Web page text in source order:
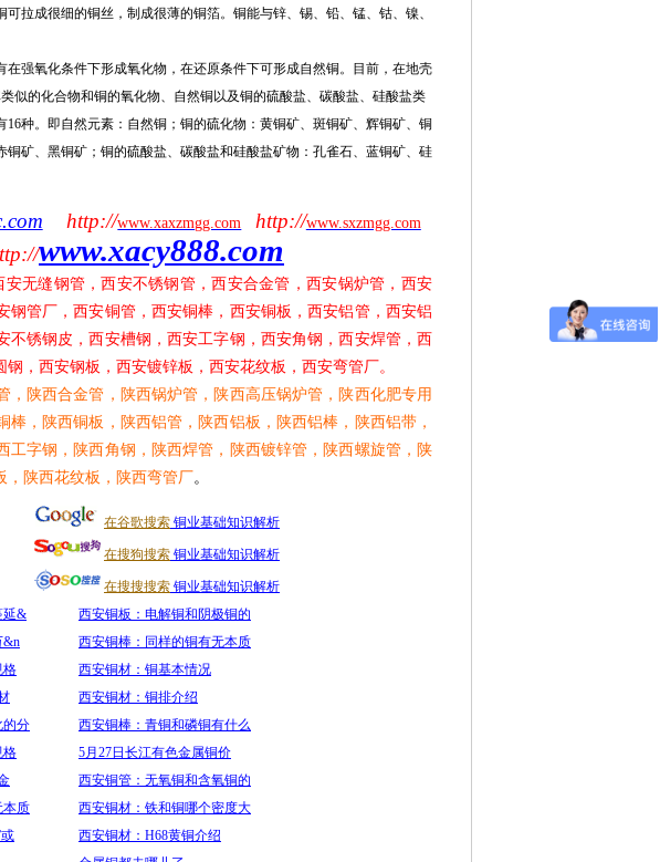
拉成很细的铜丝，制成很薄的铜箔。铜能与锌、锡、铅、锰、钴、镍、
强氧化条件下形成氧化物，在还原条件下可形成自然铜。目前，在地壳
似的化合物和铜的氧化物、自然铜以及铜的硫酸盐、碳酸盐、硅酸盐类
种。即自然元素：自然铜；铜的硫化物：黄铜矿、斑铜矿、辉铜矿、铜
矿、黑铜矿；铜的硫酸盐、碳酸盐和硅酸盐矿物：孔雀石、蓝铜矿、硅
http://www.xaxzmgg.com http://www.sxzmgg.com
www.xacy888.com
无缝钢管，西安不锈钢管，西安合金管，西安锅炉管，西安
管厂，西安铜管，西安铜棒，西安铜板，西安铝管，西安铝
锈钢皮，西安槽钢，西安工字钢，西安角钢，西安焊管，西
，西安钢板，西安镀锌板，西安花纹板，西安弯管厂。
陕西合金管，陕西锅炉管，陕西高压锅炉管，陕西化肥专用
，陕西铜板，陕西铝管，陕西铝板，陕西铝棒，陕西铝带，
工字钢，陕西角钢，陕西焊管，陕西镀锌管，陕西螺旋管，陕
，陕西花纹板，陕西弯管厂。
在谷歌搜索 铜业基础知识解析
在搜狗搜索 铜业基础知识解析
在搜搜搜索 铜业基础知识解析
延&
&n
格
的分
格
本质
西安铜板：电解铜和阴极铜的
西安铜棒：同样的铜有无本质
西安铜材：铜基本情况
西安铜材：铜排介绍
西安铜棒：青铜和磷铜有什么
5月27日长江有色金属铜价
西安铜管：无氧铜和含氧铜的
西安铜材：铁和铜哪个密度大
西安铜材：H68黄铜介绍